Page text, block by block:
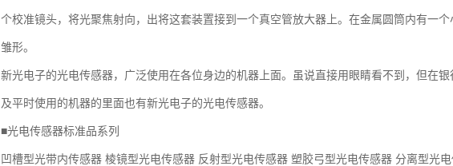
个校准镜头，将光聚焦射向，出将这套装置接到一个真空管放大器上。在金属圆筒内有一
雏形。
新光电子的光电传感器，广泛使用在各位身边的机器上面。虽说直接用眼睛看不到，但在
及平时使用的机器的里面也有新光电子的光电传感器。
■光电传感器标准品系列
凹槽型光带内传感器 棱镜型光电传感器 反射型光电传感器 塑胶弓型光电传感器 分离型光